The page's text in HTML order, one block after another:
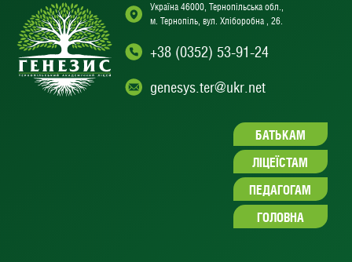
Україна 46000, Тернопільська обл.,
м. Тернопіль, вул. Хліборобна , 26.
+38 (0352) 53-91-24
genesys.ter@ukr.net
БАТЬКАМ
ЛІЦЕЇСТАМ
ПЕДАГОГАМ
ГОЛОВНА